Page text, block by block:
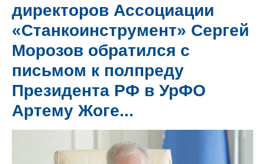
директоров Ассоциации
«Станкоинструмент» Сергей
Морозов обратился с
письмом к полпреду
Президента РФ в УрФО
Артему Жоге...